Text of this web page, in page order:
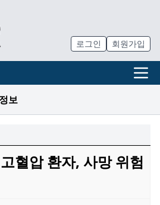
로그인 회원가입
보
혈압 환자, 사망 위험